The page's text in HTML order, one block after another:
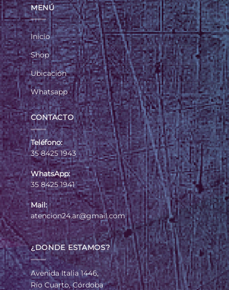
MENÚ
Inicio
Shop
Ubicación
Whatsapp
CONTACTO
Teléfono:
35 8425 1943
WhatsApp:
35 8425 1941
Mail:
atencion24.ar@gmail.com
¿DONDE ESTAMOS?
Avenida Italia 1446,
Río Cuarto, Córdoba